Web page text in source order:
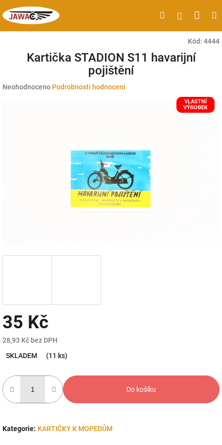
na
obsah
HledatPřihlášení
Kód: 4444
Kartička STADION S11 havarijní
pojištění
Průměrné
Neohodnoceno Podrobnosti hodnocení
VLASTNÍ
VÝROBEK
35 Kč
28,93 Kč bez DPH
cena:
SKLADEM (11 ks)
Do košíku
Kategorie: KARTIČKY K MOPEDŮM